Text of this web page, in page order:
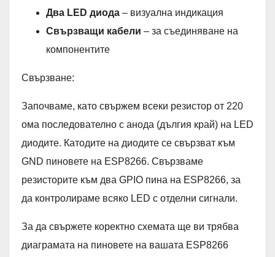
Два LED диода – визуална индикация
Свързващи кабели – за съединяване на
компонентите
Свързване:
Започваме, като свържем всеки резистор от 220
ома последователно с анода (дългия край) на LED
диодите. Катодите на диодите се свързват към
GND пиновете на ESP8266. Свързваме
резисторите към два GPIO пина на ESP8266, за
да контролираме всяко LED с отделни сигнали.
За да свържете коректно схемата ще ви трябва
диаграмата на пиновете на вашата ESP8266